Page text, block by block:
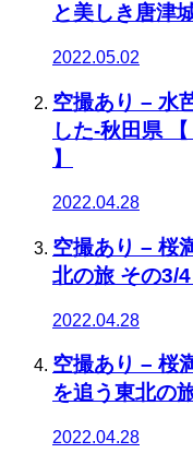
と美しき唐津
2022.05.02
空撮あり – 水
した-秋田県
】
2022.04.28
空撮あり – 桜
北の旅 その3/4
2022.04.28
空撮あり – 桜
を追う東北の
2022.04.28